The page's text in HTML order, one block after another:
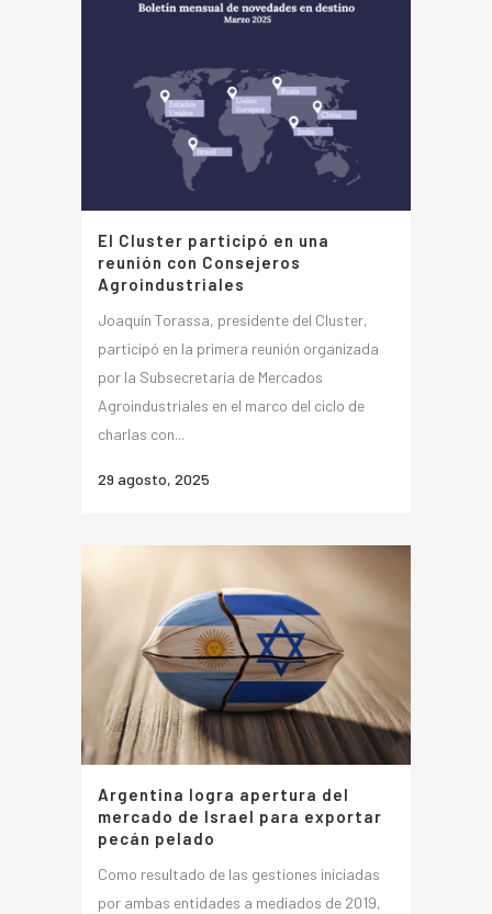
El Cluster participó en una
reunión con Consejeros
Agroindustriales
Joaquín Torassa, presidente del Cluster,
participó en la primera reunión organizada
por la Subsecretaría de Mercados
Agroindustriales en el marco del ciclo de
charlas con...
29 agosto, 2025
Argentina logra apertura del
mercado de Israel para exportar
pecán pelado
Como resultado de las gestiones iniciadas
por ambas entidades a mediados de 2019,